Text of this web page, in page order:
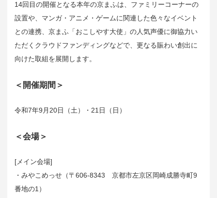
14回目の開催となる本年の京まふは、ファミリーコーナーの
設置や、マンガ・アニメ・ゲームに関連した色々なイベント
との連携、京まふ「おこしやす大使」の人気声優に御協力い
ただくクラウドファンディングなどで、更なる賑わい創出に
向けた取組を展開します。
＜開催期間＞
令和7年9月20日（土）・21日（日）
＜会場＞
[メイン会場]
・みやこめっせ（〒606-8343 京都市左京区岡崎成勝寺町9
番地の1）